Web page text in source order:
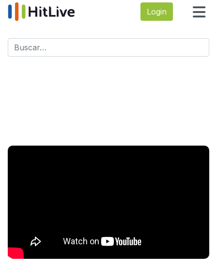
Login
Buscar